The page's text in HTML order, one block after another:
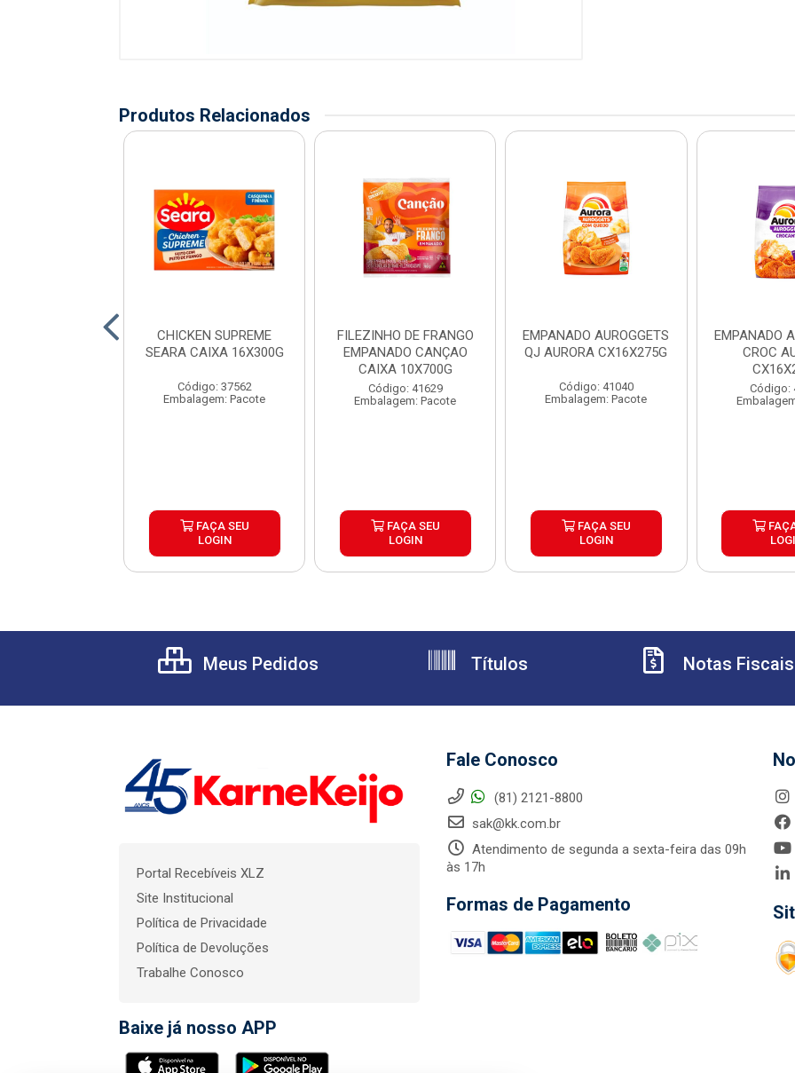
Produtos Relacionados
CHICKEN SUPREME
SEARA CAIXA 16X300G
Código: 37562
Embalagem: Pacote
FAÇA SEU
LOGIN
FILEZINHO DE FRANGO
EMPANADO CANÇAO
CAIXA 10X700G
Código: 41629
Embalagem: Pacote
FAÇA SEU
LOGIN
EMPANADO AUROGGETS
QJ AURORA CX16X275G
Código: 41040
Embalagem: Pacote
FAÇA SEU
LOGIN
EMPANADO
CROC
Código:
Meus Pedidos Títulos Notas Fiscais
Portal Recebíveis XLZ
Site Institucional
Política de Privacidade
Política de Devoluções
Trabalhe Conosco
Baixe já nosso APP
Fale Conosco
(81) 2121-8800
sak@kk.com.br
Atendimento de segunda a sexta-feira das 09h
às 17h
Formas de Pagamento